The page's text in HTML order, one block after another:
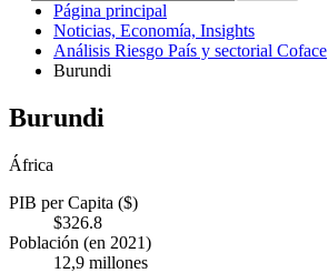
Página principal
Noticias, Economía, Insights
Análisis Riesgo País y sectorial Coface
Burundi
Burundi
África
PIB per Capita ($)
$326.8
Población (en 2021)
12,9 millones